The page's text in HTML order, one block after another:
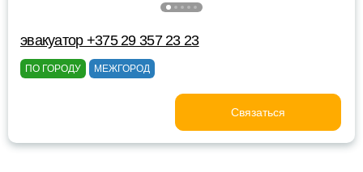
эвакуатор +375 29 357 23 23
ПО ГОРОДУ МЕЖГОРОД
Связаться